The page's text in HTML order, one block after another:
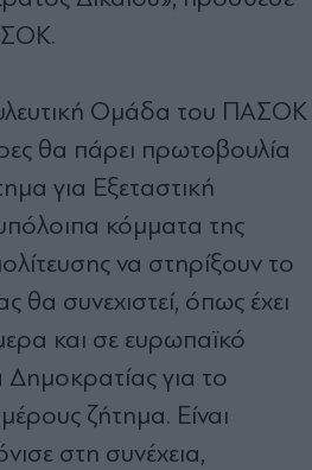
Ομάδα του ΠΑΣΟΚ
θα πάρει πρωτοβουλία
για Εξεταστική
κόμματα της
να στηρίξουν το
θα συνεχιστεί, όπως έχει
και σε ευρωπαϊκό
Δημοκρατίας για το
ζήτημα. Είναι
στη συνέχεια,